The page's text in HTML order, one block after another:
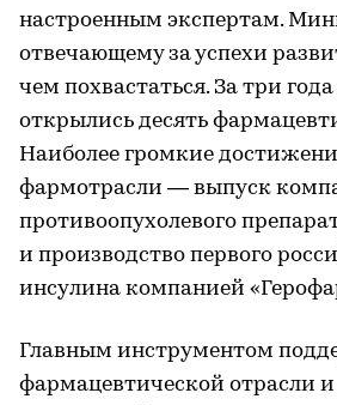
настроенным экспертам.
отвечающему за успехи
чем похвастаться. За три
открылись десять
Наиболее громкие
фармотрасли — выпуск
противоопухолевого
и производство первого
инсулина компанией
Главным инструментом
фармацевтической отрасли